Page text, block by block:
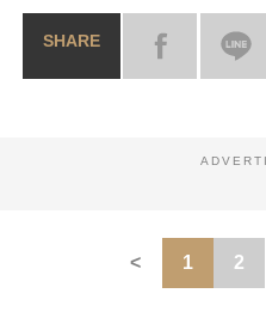
SHARE
1 2